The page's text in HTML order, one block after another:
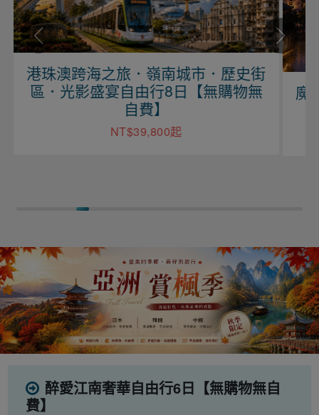
珠澳跨海之旅．嶺南城市．歷史街
．光影盛宴自由行8日【無購物無
自費】
NT$39,800起
魔力江
醉愛江南奢華自由行6日【無購物無自
費】